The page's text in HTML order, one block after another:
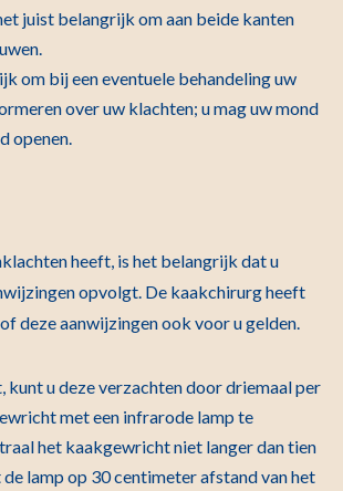
juist belangrijk om aan beide kanten
om bij een eventuele behandeling uw
over uw klachten; u mag uw mond
openen.
heeft, is het belangrijk dat u
opvolgt. De kaakchirurg heeft
deze aanwijzingen ook voor u gelden.
kunt u deze verzachten door driemaal per
met een infrarode lamp te
het kaakgewricht niet langer dan tien
de lamp op 30 centimeter afstand van het